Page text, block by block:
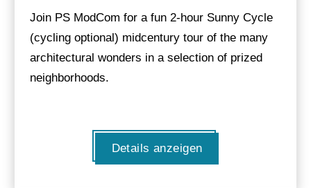
Join PS ModCom for a fun 2-hour Sunny Cycle
(cycling optional) midcentury tour of the many
architectural wonders in a selection of prized
neighborhoods.
Details anzeigen